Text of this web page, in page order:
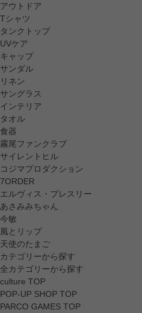
アウトドア
Tシャツ
タンクトップ
UVケア
キャップ
サンダル
リネン
サングラス
インテリア
タオル
食器
霧尾ファンクラブ
サイレントヒル
コジマプロダクション
7ORDER
エルヴィス・プレスリー
あさみみちゃん
今敏
風とリップ
天使のたまご
カテゴリーから探す
全カテゴリーから探す
culture TOP
POP-UP SHOP TOP
PARCO GAMES TOP